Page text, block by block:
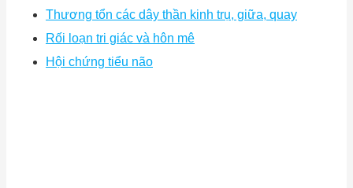
Thương tổn các dây thần kinh trụ, giữa, quay
Rối loạn tri giác và hôn mê
Hội chứng tiểu não